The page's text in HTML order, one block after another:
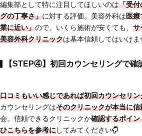
編集部として特に注目してほしいのは「受付
グの丁寧さ」に対する評価。美容外科は医療
業に近い」ので。いくら施術が安くても、 サ
美容外科クリニックは基本信頼してはいけま
【STEP④】初回カウンセリングで確
口コミもいい感じであれば初回カウンセリン
カウンセリングはそのクリニックが本当に
会。信頼できるクリニックか確認するポイ
ひこちらを参考にしてみてください